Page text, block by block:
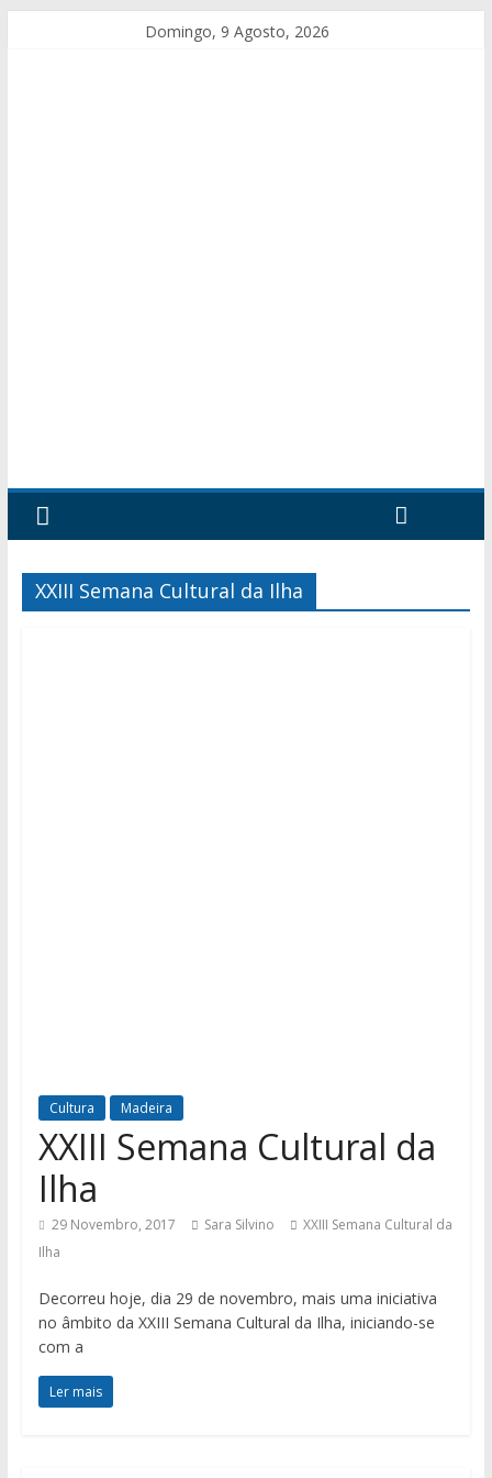
Domingo, 9 Agosto, 2026
XXIII Semana Cultural da Ilha
Cultura Madeira
XXIII Semana Cultural da
Ilha
29 Novembro, 2017 Sara Silvino
XXIII Semana Cultural da
Ilha
Decorreu hoje, dia 29 de novembro, mais uma iniciativa
no âmbito da XXIII Semana Cultural da Ilha, iniciando-se
com a
Ler mais